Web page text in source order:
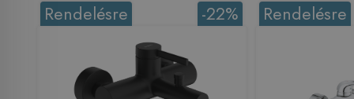
-22%
Rendelésre Rendelésre